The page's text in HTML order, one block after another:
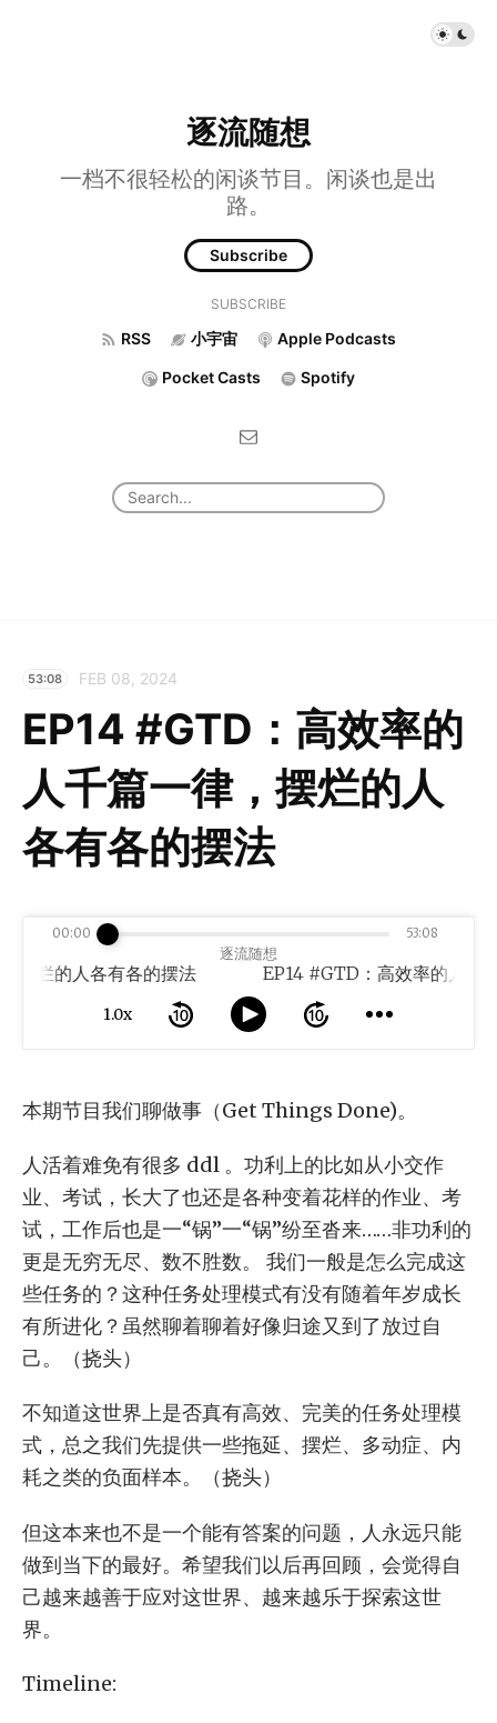
逐流随想
一档不很轻松的闲谈节目。闲谈也是出
路。
Subscribe
SUBSCRIBE
RSS 小宇宙 Apple Podcasts
Pocket Casts Spotify
53:08 FEB 08, 2024
EP14 #GTD：高效率的
人千篇一律，摆烂的人
各有各的摆法
逐流随想
烂的人各有各的摆法
1.0x
00:00 53:08
本期节目我们聊做事（Get Things Done)。
人活着难免有很多 ddl 。功利上的比如从小交作
业、考试，长大了也还是各种变着花样的作业、考
试，工作后也是一“锅”一“锅”纷至沓来……非功利的
更是无穷无尽、数不胜数。 我们一般是怎么完成这
些任务的？这种任务处理模式有没有随着年岁成长
有所进化？虽然聊着聊着好像归途又到了放过自
己。（挠头）
不知道这世界上是否真有高效、完美的任务处理模
式，总之我们先提供一些拖延、摆烂、多动症、内
耗之类的负面样本。（挠头）
但这本来也不是一个能有答案的问题，人永远只能
做到当下的最好。希望我们以后再回顾，会觉得自
己越来越善于应对这世界、越来越乐于探索这世
界。
Timeline: